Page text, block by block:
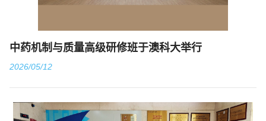
中药机制与质量高级研修班于澳科大举行
2026/05/12